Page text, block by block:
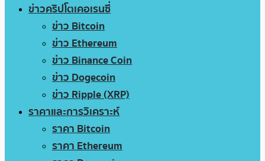
ข่าวคริปโตเคอเรนซี่
ข่าว Bitcoin
ข่าว Ethereum
ข่าว Binance Coin
ข่าว Dogecoin
ข่าว Ripple (XRP)
ราคาและการวิเคราะห์
ราคา Bitcoin
ราคา Ethereum